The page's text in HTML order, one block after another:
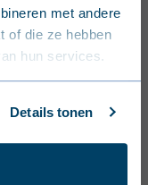
met andere
of die ze hebben
hun services.
Details tonen